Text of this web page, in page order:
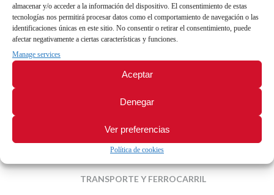
almacenar y/o acceder a la información del dispositivo. El consentimiento de estas
tecnologías nos permitirá procesar datos como el comportamiento de navegación o las
identificaciones únicas en este sitio. No consentir o retirar el consentimiento, puede
afectar negativamente a ciertas características y funciones.
Manage services
Aceptar
Denegar
Ver preferencias
Política de cookies
TRANSPORTE Y FERROCARRIL